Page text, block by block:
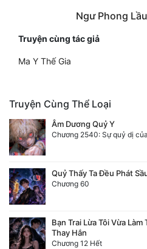
Ngư Phong
Truyện cùng tác giả
Ma Y Thế Gia
Truyện Cùng Thể Loại
Âm Dương Quỷ Y
Chương 2540: Sự quỷ dị
Quỷ Thấy Ta Đều Phát
Chương 60
Bạn Trai Lừa Tôi Vừa
Thay Hắn
Chương 12 Hết